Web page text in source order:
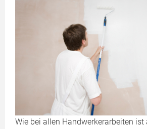
Wie bei allen Handwerkerarbeiten ist